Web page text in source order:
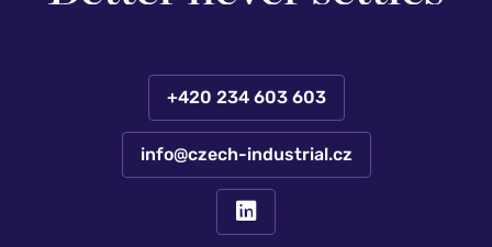
+420 234 603 603
info@czech-industrial.cz